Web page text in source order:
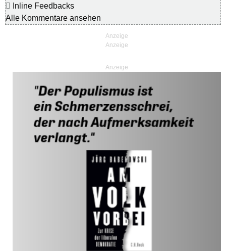
Inline Feedbacks
Alle Kommentare ansehen
Anzeige